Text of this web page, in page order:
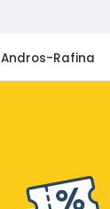
Andros-Rafina